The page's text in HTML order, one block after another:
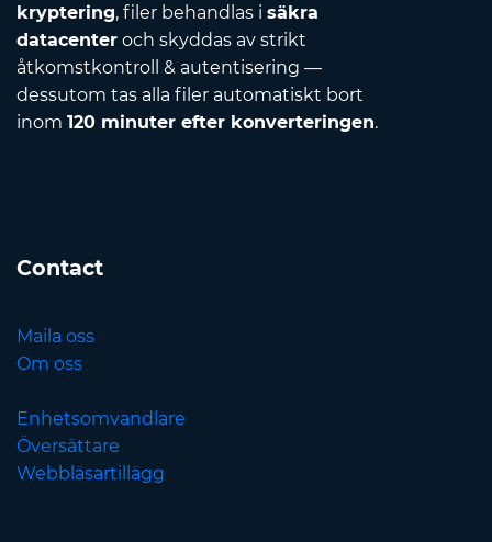
kryptering, filer behandlas i säkra
datacenter och skyddas av strikt
åtkomstkontroll & autentisering —
dessutom tas alla filer automatiskt bort
inom 120 minuter efter konverteringen.
Contact
Maila oss
Om oss
Enhetsomvandlare
Översättare
Webbläsartillägg